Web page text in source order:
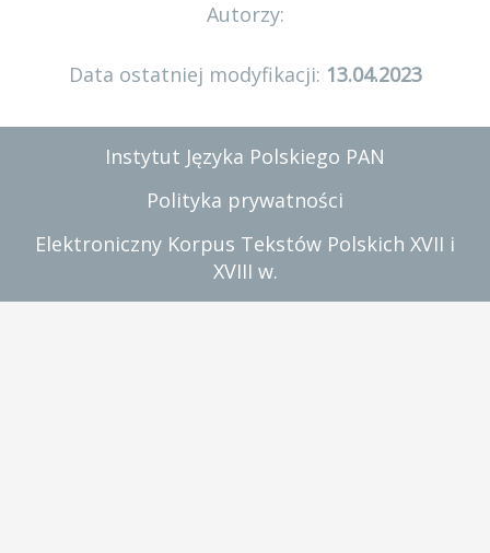
Autorzy:
Data ostatniej modyfikacji: 13.04.2023
Instytut Języka Polskiego PAN
Polityka prywatności
Elektroniczny Korpus Tekstów Polskich XVII i
XVIII w.